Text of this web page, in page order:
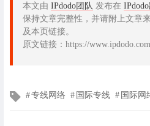
本文由 IPdodo团队 发布在
保持文章完整性，并请附上文章
及本页链接。
原文链接：https://
文专线网络 国际专线 国际网